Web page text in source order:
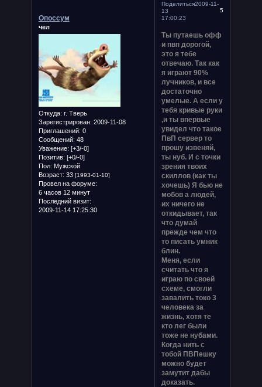
Поделиться
5
2009-11-
13
17:00:23
Опоссум
чел
Откуда: г. Тверь
Зарегистрирован: 2009-11-08
Приглашений: 0
Сообщений: 48
Уважение: [+3/-0]
Позитив: [+0/-0]
Пол: Мужской
Возраст: 33 [1993-01-10]
Провел на форуме:
6 часов 12 минут
Последний визит:
2009-11-14 17:25:30
Ты путаешь офф
и пвп дорогой,
это я тебе
отвечаю. Так как
я играют 90%
лучников, и все
достаточно
умелые. А если у
тебя кривые руки
,и ты впервые
увидел что такое
ПвП сервер то
прошу извеняй,
ты нуб. И с точки
зрения твоих
скиллов (как ты
хочешь) Я бью не
мобов а людей,
их ничего не
откидывает, так
что думай
прежде чем что
то писать умник
блин.
Меня, если
считать что я
играю по своей
схеме, смогли
завалить токо 3
человека за
жизнь, хотя те
кто лег были
тоже не нубами.
Когда нить с
тобой ПВПешку
можно будет
замутит дабы
доказать.